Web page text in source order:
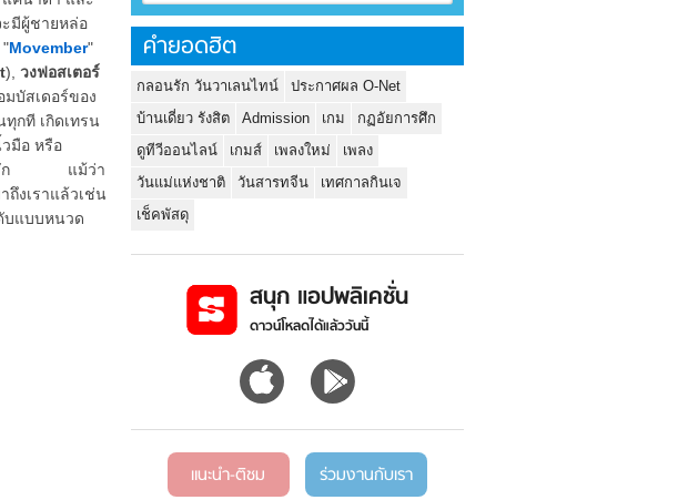
มีผู้ชายหล่อ
Movember"
), วงฟอสเตอร์
มบัสเดอร์ของ
ที เกิดเทรน
มือ หรือ
ยน่ารัก แม้ว่า
งเราแล้วเช่น
บแบบหนวด
คำยอดฮิต
กลอนรัก วันวาเลนไทน์
ประกาศผล O-Net
บ้านเดี่ยว รังสิต
Admission เกม
กฏอัยการศึก
ดูทีวีออนไลน์
เกมส์ เพลงใหม่
เพลง
วันแม่แห่งชาติ
วันสารทจีน
เทศกาลกินเจ
เช็คพัสดุ
สนุก แอปพลิเคชั่น
ดาวน์โหลดได้แล้ววันนี้
แนะนำ-ติชม ร่วมงานกับเรา